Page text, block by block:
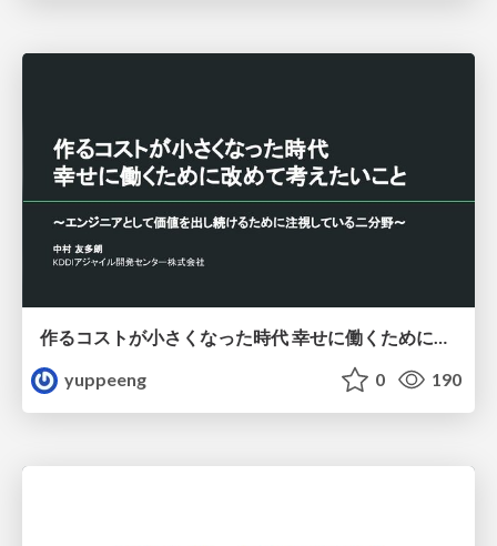
作るコストが小さくなった時代 幸せに働くために改めて考えたいこと 〜エンジニアとして価値を出し続けるために注視している二分野〜
yuppeeng
0 190